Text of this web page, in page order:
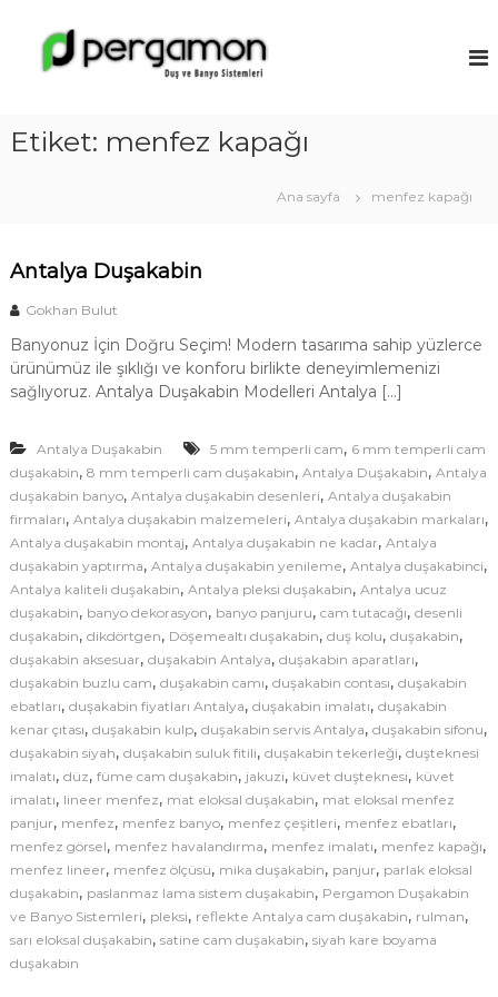
a
a
b
M
o
d
e
l
l
e
r
i
|
A
n
t
a
y
a
D
u
Etiket: menfez kapağı
Ana sayfa menfez kapağı
Antalya Duşakabin
Gokhan Bulut
Banyonuz İçin Doğru Seçim! Modern tasarıma sahip yüzlerce
ürünümüz ile şıklığı ve konforu birlikte deneyimlemenizi
sağlıyoruz. Antalya Duşakabin Modelleri Antalya […]
Antalya Duşakabin 5 mm temperli cam, 6 mm temperli cam
duşakabin, 8 mm temperli cam duşakabin, Antalya Duşakabin, Antalya
duşakabin banyo, Antalya duşakabin desenleri, Antalya duşakabin
firmaları, Antalya duşakabin malzemeleri, Antalya duşakabin markaları,
Antalya duşakabin montaj, Antalya duşakabin ne kadar, Antalya
duşakabin yaptırma, Antalya duşakabin yenileme, Antalya duşakabinci,
Antalya kaliteli duşakabin, Antalya pleksi duşakabin, Antalya ucuz
duşakabin, banyo dekorasyon, banyo panjuru, cam tutacağı, desenli
duşakabin, dikdörtgen, Döşemealtı duşakabin, duş kolu, duşakabin,
duşakabin aksesuar, duşakabin Antalya, duşakabin aparatları,
duşakabin buzlu cam, duşakabin camı, duşakabin contası, duşakabin
ebatları, duşakabin fiyatları Antalya, duşakabin imalatı, duşakabin
kenar çıtası, duşakabin kulp, duşakabin servis Antalya, duşakabin sifonu,
duşakabin siyah, duşakabin suluk fitili, duşakabin tekerleği, duşteknesi
imalatı, düz, füme cam duşakabin, jakuzi, küvet duşteknesi, küvet
imalatı, lineer menfez, mat eloksal duşakabin, mat eloksal menfez
panjur, menfez, menfez banyo, menfez çeşitleri, menfez ebatları,
menfez görsel, menfez havalandırma, menfez imalatı, menfez kapağı,
menfez lineer, menfez ölçüsü, mika duşakabin, panjur, parlak eloksal
duşakabin, paslanmaz lama sistem duşakabin, Pergamon Duşakabin
ve Banyo Sistemleri, pleksi, reflekte Antalya cam duşakabin, rulman,
sarı eloksal duşakabin, satine cam duşakabin, siyah kare boyama
duşakabin